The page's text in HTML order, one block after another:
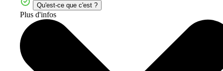
Qu'est-ce que c'est ?
Plus d'infos